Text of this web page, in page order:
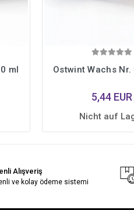
ml Ostwint Wachs Nr.
5,44 EUR
Nicht auf
Alışveriş
ve kolay ödeme sistemi